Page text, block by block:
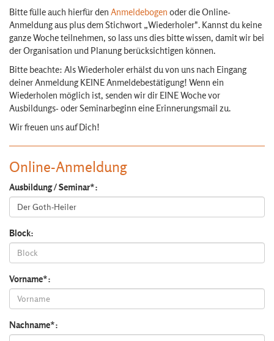
Bitte fülle auch hierfür den Anmeldebogen oder die Online-
Anmeldung aus plus dem Stichwort „Wiederholer". Kannst du keine
ganze Woche teilnehmen, so lass uns dies bitte wissen, damit wir bei
der Organisation und Planung berücksichtigen können.
Bitte beachte: Als Wiederholer erhälst du von uns nach Eingang
deiner Anmeldung KEINE Anmeldebestätigung! Wenn ein
Wiederholen möglich ist, senden wir dir EINE Woche vor
Ausbildungs- oder Seminarbeginn eine Erinnerungsmail zu.
Wir freuen uns auf Dich!
Online-Anmeldung
Ausbildung / Seminar*:
Block:
Vorname*:
Nachname*: